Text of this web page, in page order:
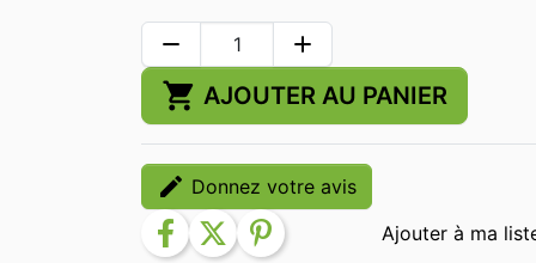
remove add
shopping_cart AJOUTER AU PANIER
edit Donnez votre avis
facebook twitter pinterest